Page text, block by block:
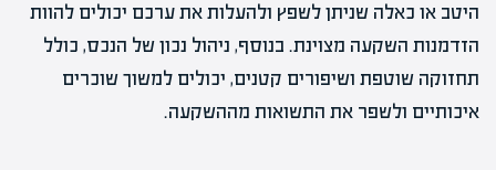
היטב או כאלה שניתן לשפץ ולהעלות את ערכם יכולים להוות
הזדמנות השקעה מצוינת. בנוסף, ניהול נכון של הנכס, כולל
תחזוקה שוטפת ושיפורים קטנים, יכולים למשוך שוכרים
איכותיים ולשפר את התשואות מההשקעה.